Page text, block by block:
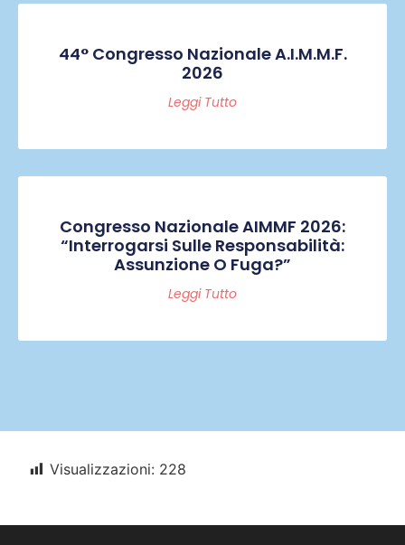
44° Congresso Nazionale A.I.M.M.F.
2026
Leggi Tutto
Congresso Nazionale AIMMF 2026:
“Interrogarsi Sulle Responsabilità:
Assunzione O Fuga?”
Leggi Tutto
Visualizzazioni: 228